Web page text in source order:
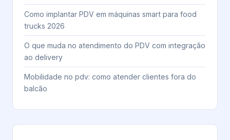
Como implantar PDV em máquinas smart para food
trucks 2026
O que muda no atendimento do PDV com integração
ao delivery
Mobilidade no pdv: como atender clientes fora do
balcão